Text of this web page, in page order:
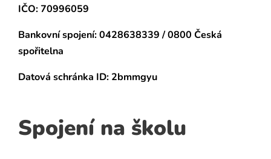
IČO: 70996059
Bankovní spojení:0428638339 / 0800 Česká
spořitelna
Datová schránka ID: 2bmmgyu
Spojení na školu